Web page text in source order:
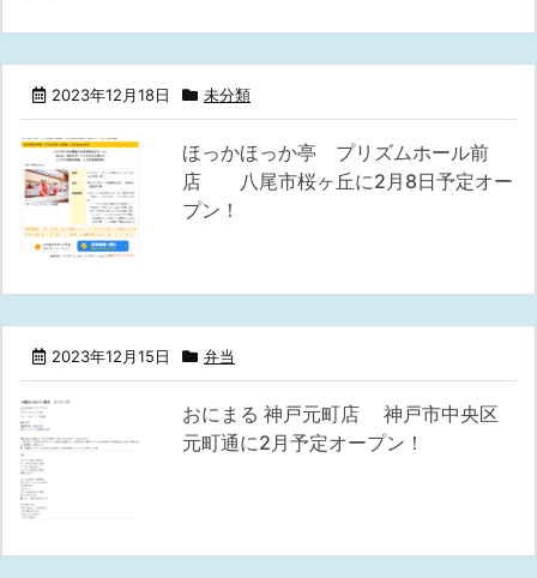
2023年12月18日 未分類
ほっかほっか亭 プリズムホール前
店 八尾市桜ヶ丘に2月8日予定オー
プン！
2023年12月15日 弁当
おにまる 神戸元町店 神戸市中央区
元町通に2月予定オープン！